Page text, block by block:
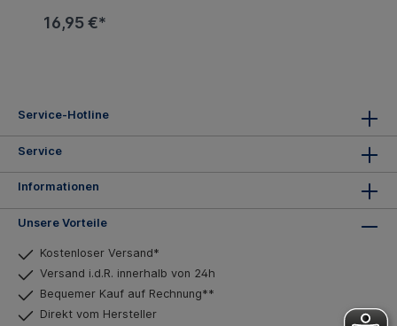
16,95 €*
Service-Hotline
Service
Informationen
Unsere Vorteile
Kostenloser Versand*
Versand i.d.R. innerhalb von 24h
Bequemer Kauf auf Rechnung**
Direkt vom Hersteller